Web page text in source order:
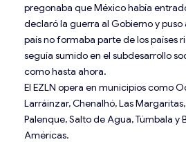
pregonaba que México había
declaró la guerra al Gobierno y
país no formaba parte de los países
seguía sumido en el subdesarrollo
como hasta ahora.
El EZLN opera en municipios como
Larráinzar, Chenalhó, Las
Palenque, Salto de Agua, Túmbala y
Américas.